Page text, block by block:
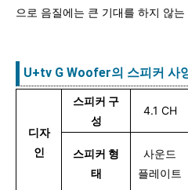
으로 음질에는 큰 기대를 하지 않
U+tv G Woofer의 스피커 사
디자
인
스피커 구
성
4.1 CH
스피커 형
태
사운드
플레이트